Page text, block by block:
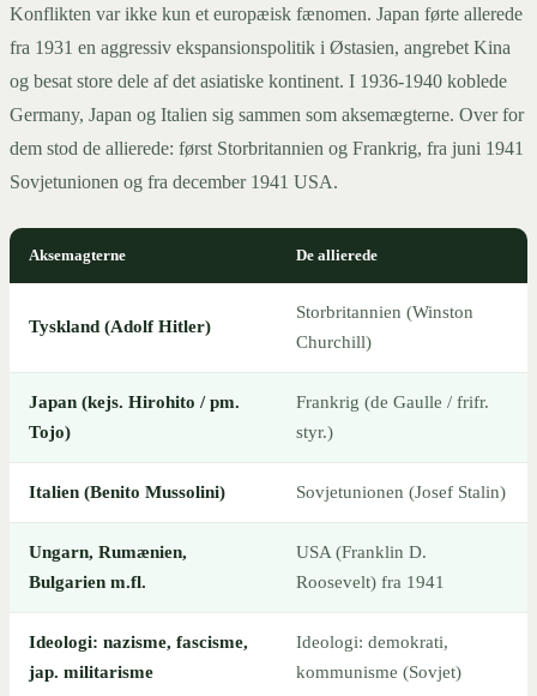
Konflikten var ikke kun et europæisk fænomen. Japan førte allerede
fra 1931 en aggressiv ekspansionspolitik i Østasien, angrebet Kina
og besat store dele af det asiatiske kontinent. I 1936-1940 koblede
Germany, Japan og Italien sig sammen som aksemægterne. Over for
dem stod de allierede: først Storbritannien og Frankrig, fra juni 1941
Sovjetunionen og fra december 1941 USA.
Aksemagterne De allierede
Tyskland (Adolf Hitler)
Storbritannien (Winston
Churchill)
Japan (kejs. Hirohito / pm.
Tojo)
Frankrig (de Gaulle / frifr.
styr.)
Italien (Benito Mussolini) Sovjetunionen (Josef Stalin)
Ungarn, Rumænien,
Bulgarien m.fl.
USA (Franklin D.
Roosevelt) fra 1941
Ideologi: nazisme, fascisme,
jap. militarisme
Ideologi: demokrati,
kommunisme (Sovjet)